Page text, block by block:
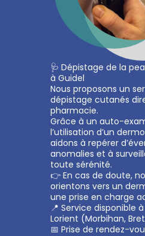
🩺 Dépistage de la
à Guidel
Nous proposons un
dépistage cutanés
pharmacie.
Grâce à un auto-
l’utilisation d’un
aidons à repérer
anomalies et à
toute sérénité.
👉 En cas de doute,
orientons vers un
une prise en charge
📍 Service disponible
Lorient (Morbihan,
📅 Prise de rendez-